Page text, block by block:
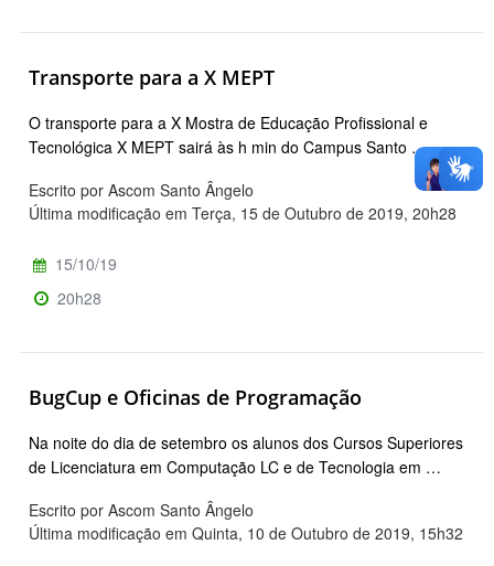
Transporte para a X MEPT
O transporte para a X Mostra de Educação Profissional e
Tecnológica X MEPT sairá às h min do Campus Santo …
Escrito por Ascom Santo Ângelo
Última modificação em Terça, 15 de Outubro de 2019, 20h28
15/10/19
20h28
BugCup e Oficinas de Programação
Na noite do dia de setembro os alunos dos Cursos Superiores
de Licenciatura em Computação LC e de Tecnologia em …
Escrito por Ascom Santo Ângelo
Última modificação em Quinta, 10 de Outubro de 2019, 15h32